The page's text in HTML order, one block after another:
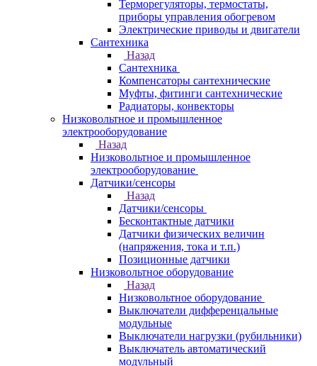
Терморегуляторы, термостаты,
приборы управления обогревом
Электрические приводы и двигатели
Сантехника
Назад
Сантехника
Компенсаторы сантехнические
Муфты, фитинги сантехнические
Радиаторы, конвекторы
Низковольтное и промышленное
электрооборудование
Назад
Низковольтное и промышленное
электрооборудование
Датчики/сенсоры
Назад
Датчики/сенсоры
Бесконтактные датчики
Датчики физических величин
(напряжения, тока и т.п.)
Позиционные датчики
Низковольтное оборудование
Назад
Низковольтное оборудование
Выключатели дифференцальные
модульные
Выключатели нагрузки (рубильники)
Выключатель автоматический
модульный